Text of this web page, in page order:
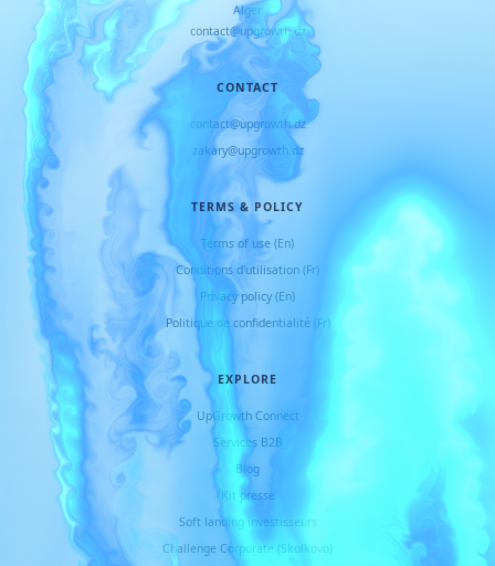
Alger
contact@upgrowth.dz
CONTACT
contact@upgrowth.dz
zakary@upgrowth.dz
TERMS & POLICY
Terms of use (En)
Conditions d'utilisation (Fr)
Privacy policy (En)
Politique de confidentialité (Fr)
EXPLORE
UpGrowth Connect
Services B2B
Blog
Kit presse
Soft landing investisseurs
Challenge Corporate (Skolkovo)